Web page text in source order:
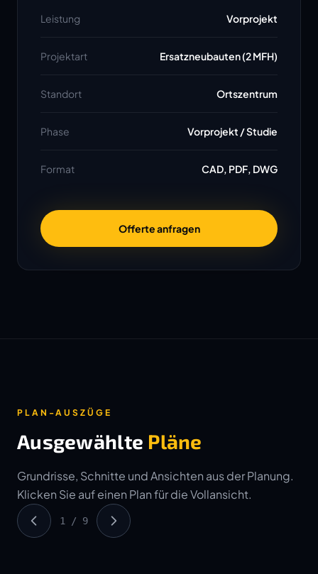
Leistung Vorprojekt
Projektart Ersatzneubauten (2 MFH)
Standort Ortszentrum
Phase Vorprojekt / Studie
Format CAD, PDF, DWG
Offerte anfragen
PLAN-AUSZÜGE
Ausgewählte Pläne
Grundrisse, Schnitte und Ansichten aus der Planung.
Klicken Sie auf einen Plan für die Vollansicht.
1 / 9